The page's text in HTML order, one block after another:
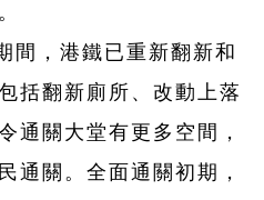
間，港鐵已重新翻新和
括翻新廁所、改動上落
通關大堂有更多空間，
通關。全面通關初期，